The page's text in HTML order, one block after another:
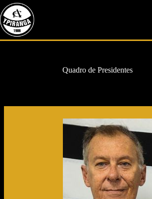
Pular
para
o
conteúdo
Quadro de Presidentes